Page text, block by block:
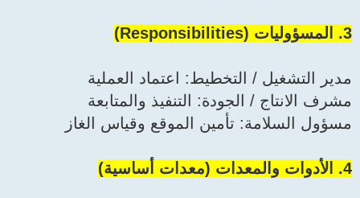
3. المسؤوليات (Responsibilities)
مدير التشغيل / التخطيط: اعتماد العملية
مشرف الانتاج / الجودة: التنفيذ والمتابعة
مسؤول السلامة: تأمين الموقع وقياس الغاز
4. الأدوات والمعدات (معدات أساسية)